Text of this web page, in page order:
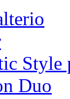
Style
Duo